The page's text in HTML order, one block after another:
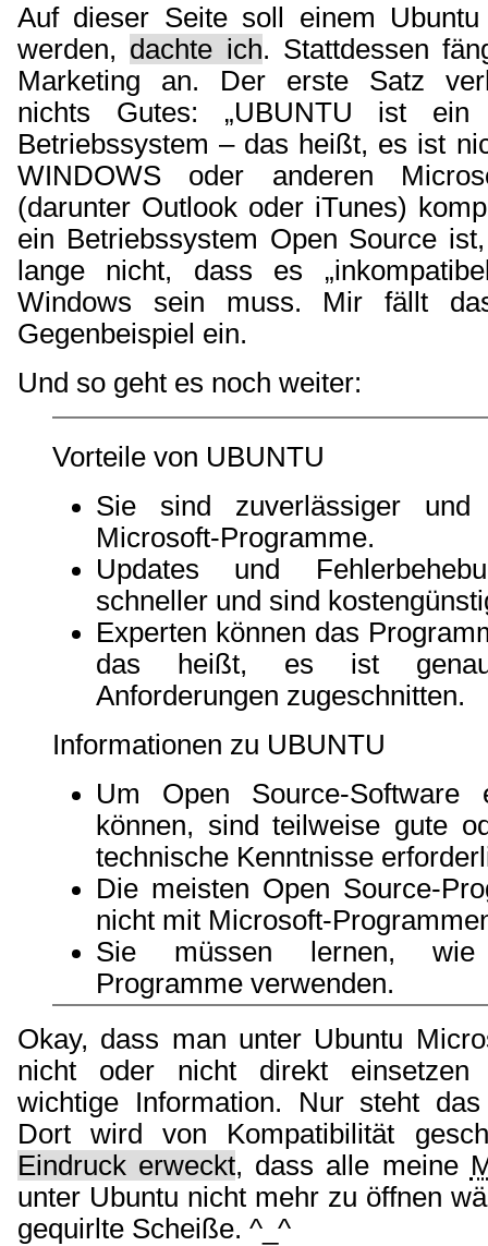
Auf dieser Seite soll einem Ubuntu
werden, dachte ich. Stattdessen
Marketing an. Der erste Satz
nichts Gutes: „UBUNTU ist ein
Betriebssystem – das heißt, es ist
WINDOWS oder anderen
(darunter Outlook oder iTunes)
ein Betriebssystem Open Source
lange nicht, dass es
Windows sein muss. Mir fällt
Gegenbeispiel ein.
Und so geht es noch weiter:
Vorteile von UBUNTU
Sie sind zuverlässiger
Microsoft-Programme.
Updates und
schneller und sind
Experten können das
das heißt, es ist
Anforderungen zugeschnitten.
Informationen zu UBUNTU
Um Open Source-Software
können, sind teilweise gute
technische Kenntnisse
Die meisten Open Source-
nicht mit Microsoft-
Sie müssen lernen,
Programme verwenden.
Okay, dass man unter Ubuntu
nicht oder nicht direkt
wichtige Information. Nur steht
Dort wird von Kompatibilität
Eindruck erweckt, dass alle meine
unter Ubuntu nicht mehr zu öffnen
gequirlte Scheiße. ^_^